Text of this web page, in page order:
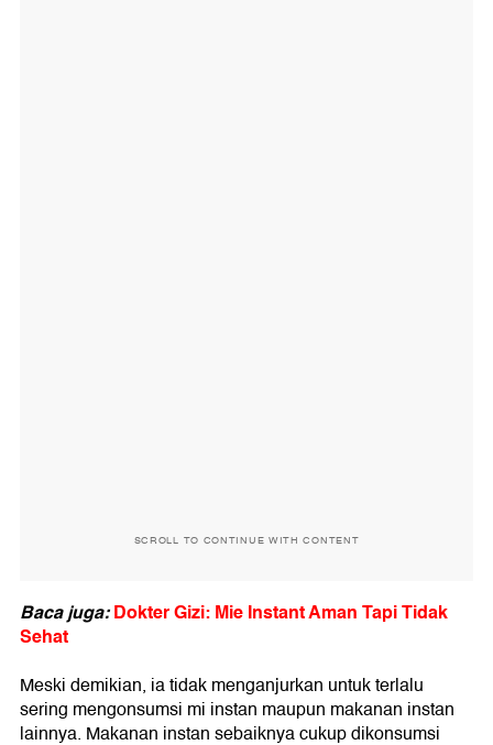
SCROLL TO CONTINUE WITH CONTENT
Baca juga:Dokter Gizi: Mie Instant Aman Tapi Tidak
Sehat
Meski demikian, ia tidak menganjurkan untuk terlalu
sering mengonsumsi mi instan maupun makanan instan
lainnya. Makanan instan sebaiknya cukup dikonsumsi